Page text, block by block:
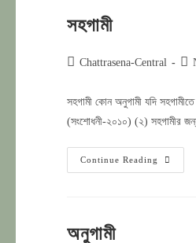
সহগামী
PostChattrasena-Central
সহগামী কোন অনুগামী যদি
(সংশোধনী-২০১০) (২) সহগামীর
Continue Reading সহগামী
অনুগামী